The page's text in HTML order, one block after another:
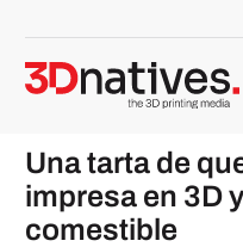
Una tarta de
impresa en 3D
comestible